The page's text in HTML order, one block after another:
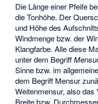
Die Länge einer Pfeife
die Tonhöhe. Der
und Höhe des
Windmenge bzw. der
Klangfarbe. Alle diese
unter dem Begriff
Sinne bzw. im
dem Begriff Mensur
Weitenmensur, also das
Breite bzw.